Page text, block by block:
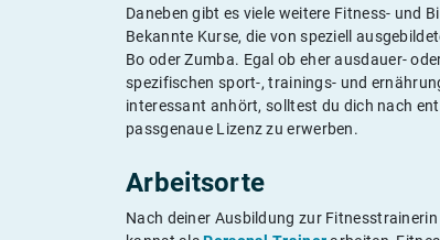
Daneben gibt es viele weitere Fitness- und
Bekannte Kurse, die von speziell
Bo oder Zumba. Egal ob eher ausdauer-
spezifischen sport-, trainings- und
interessant anhört, solltest du dich nach
passgenaue Lizenz zu erwerben.
Arbeitsorte
Nach deiner Ausbildung zur